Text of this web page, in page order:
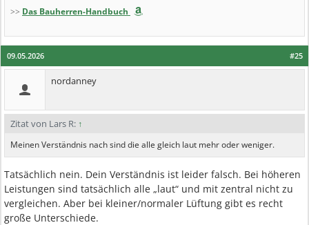
>> Das Bauherren-Handbuch
#25
09.05.2026
nordanney
Zitat von Lars R: ↑
Meinen Verständnis nach sind die alle gleich laut mehr oder weniger.
Tatsächlich nein. Dein Verständnis ist leider falsch. Bei höheren
Leistungen sind tatsächlich alle „laut“ und mit zentral nicht zu
vergleichen. Aber bei kleiner/normaler Lüftung gibt es recht
große Unterschiede.